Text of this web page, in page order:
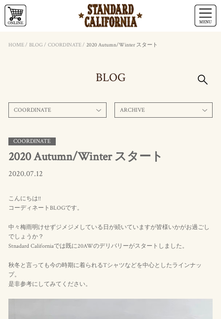
HOME/ BLOG / COORDINATE/ 2020 Autumn/Winter スタート
BLOG
COORDINATE ARCHIVE
COORDINATE
2020 Autumn/Winter スタート
2020.07.12
こんにちは!!
コーディネートBLOGです。
中々梅雨明けせずジメジメしている日が続いていますが皆様いかがお過ごし
でしょうか？
Stnadard Californiaでは既に20AWのデリバリーがスタートしました。
秋冬と言っても今の時期に着られるTシャツなどを中心としたラインナッ
プ。
是非参考にしてみてください。